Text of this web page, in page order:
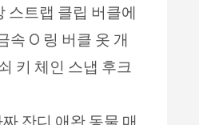
스트랩 클립 버클에
속 O 링 버클 옷 개
키 체인 스냅 후크